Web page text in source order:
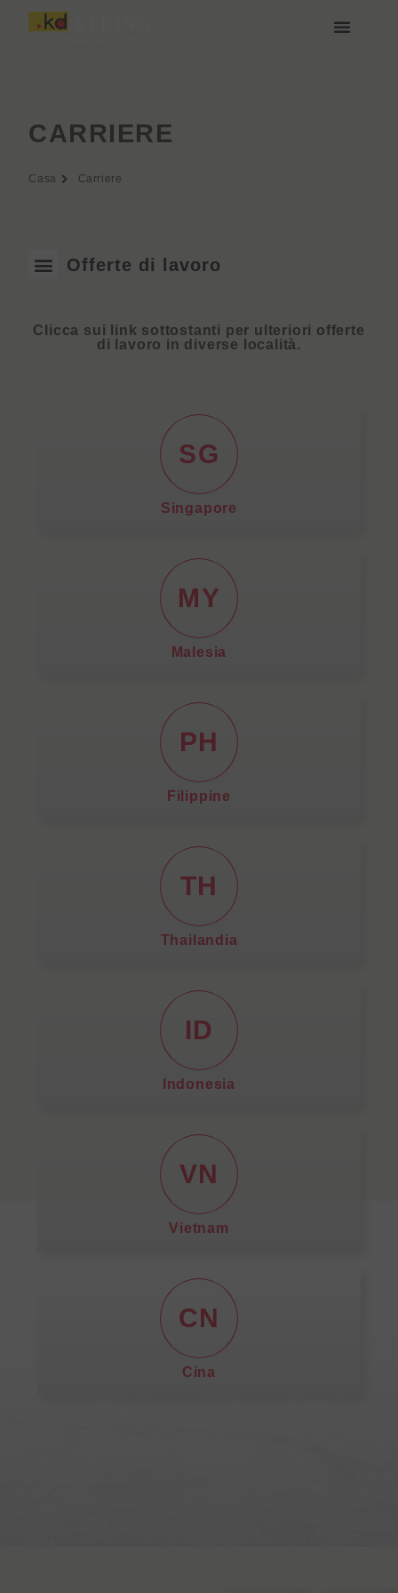
CARRIERE
Casa Carriere
Offerte di lavoro
Clicca sui link sottostanti per ulteriori offerte
di lavoro in diverse località.
SG
Singapore
MY
Malesia
PH
Filippine
TH
Thailandia
ID
Indonesia
VN
Vietnam
CN
Cina